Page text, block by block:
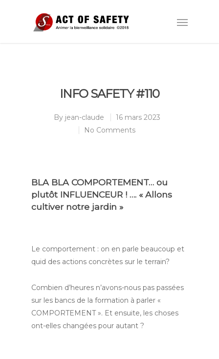
INFO SAFETY #110
By jean-claude
16 mars 2023
No Comments
BLA BLA COMPORTEMENT… ou
plutôt INFLUENCEUR ! …. « Allons
cultiver notre jardin »
Le comportement : on en parle beaucoup et
quid des actions concrètes sur le terrain?
Combien d’heures n’avons-nous pas passées
sur les bancs de la formation à parler «
COMPORTEMENT ». Et ensuite, les choses
ont-elles changées pour autant ?